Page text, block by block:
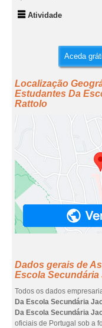
Atividade
Aceda
Localização
Estudantes Da
Rattolo
Dados gerais de
Escola Secundária
Todos os dados
Da Escola Secundária
Da Escola Secundária
oficiais de Portugal sob a